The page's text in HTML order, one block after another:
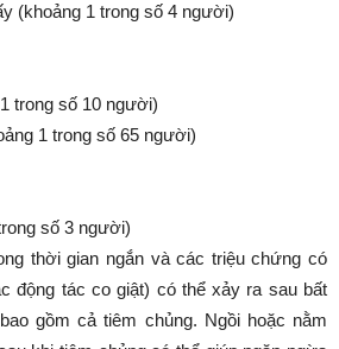
(khoảng 1 trong số 4 người)
trong số 10 người)
1 trong số 65 người)
số 3 người)
thời gian ngắn và các triệu chứng có
động tác co giật) có thể xảy ra sau bất
gồm cả tiêm chủng. Ngồi hoặc nằm